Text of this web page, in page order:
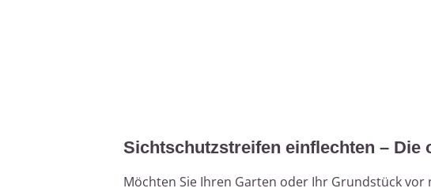
Sichtschutzstreifen einflechten –
Möchten Sie Ihren Garten oder Ihr Grundstück